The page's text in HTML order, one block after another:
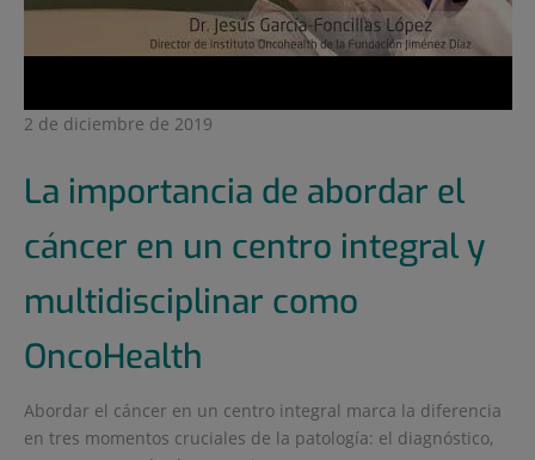
2 de diciembre de 2019
La importancia de abordar el
cáncer en un centro integral y
multidisciplinar como
OncoHealth
Abordar el cáncer en un centro integral marca la diferencia
en tres momentos cruciales de la patología: el diagnóstico,